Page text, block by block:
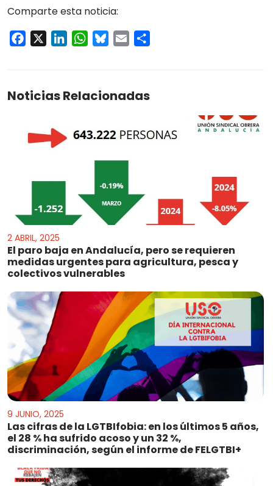
Comparte esta noticia:
Facebook LinkedInWhatsApp
Bluesky
Email
Noticias Relacionadas
2 ABRIL, 2025
El paro baja en Andalucía, pero se requieren
medidas urgentes para agricultura, pesca y
colectivos vulnerables
9 JUNIO, 2025
Las cifras de la LGTBIfobia: en los últimos 5 años,
el 28 % ha sufrido acoso y un 32 %,
discriminación, según el informe de FELGTBI+